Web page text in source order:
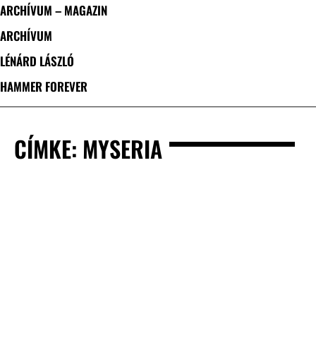
ARCHÍVUM – MAGAZIN
ARCHÍVUM
LÉNÁRD LÁSZLÓ
HAMMER FOREVER
CÍMKE: MYSERIA